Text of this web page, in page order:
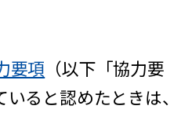
要項 （以下「協力要
ると認めたときは、